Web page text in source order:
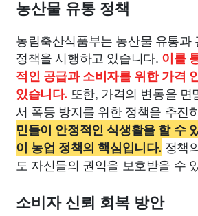
농산물 유통 정책
농림축산식품부는 농산물 유통과
정책을 시행하고 있습니다. 이를
적인 공급과 소비자를 위한 가격
있습니다. 또한, 가격의 변동을 면
서 폭등 방지를 위한 정책을 추진
민들이 안정적인 식생활을 할 수
이 농업 정책의 핵심입니다. 정책
도 자신들의 권익을 보호받을 수
소비자 신뢰 회복 방안